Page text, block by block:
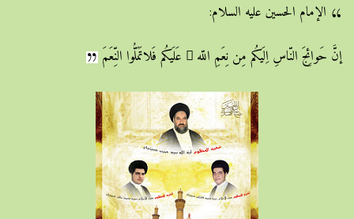
الإمام الحسين عليه السلام:
إنَّ حَوائِجَ النّاسِ اِلَيكُم مِن نِعَمِ اللّه ِ عَلَيكُم فَلاتَمَلُّوا النِّعَمَ